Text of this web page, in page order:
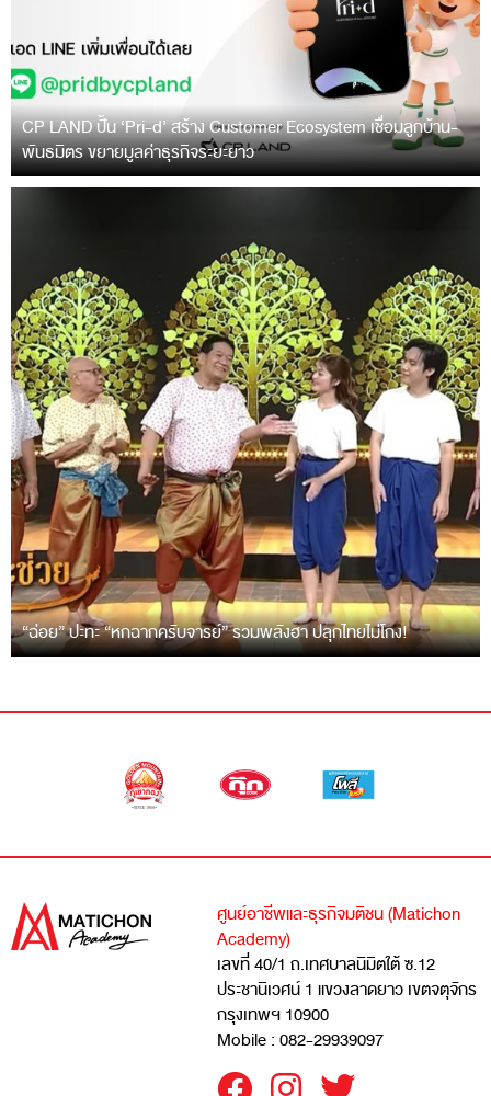
CP LAND ปั้น ‘Pri-d’ สร้าง Customer Ecosystem เชื่อมลูกบ้าน-
พันธมิตร ขยายมูลค่าธุรกิจระยะยาว
“ฉ่อย” ปะทะ “หกฉากครับจารย์” รวมพลังฮา ปลุกไทยไม่โกง!
ศูนย์อาชีพและธุรกิจมติชน (Matichon
Academy)
เลขที่ 40/1 ถ.เทศบาลนิมิตใต้ ซ.12
ประชานิเวศน์ 1 แขวงลาดยาว เขตจตุจักร
กรุงเทพฯ 10900
Mobile : 082-29939097